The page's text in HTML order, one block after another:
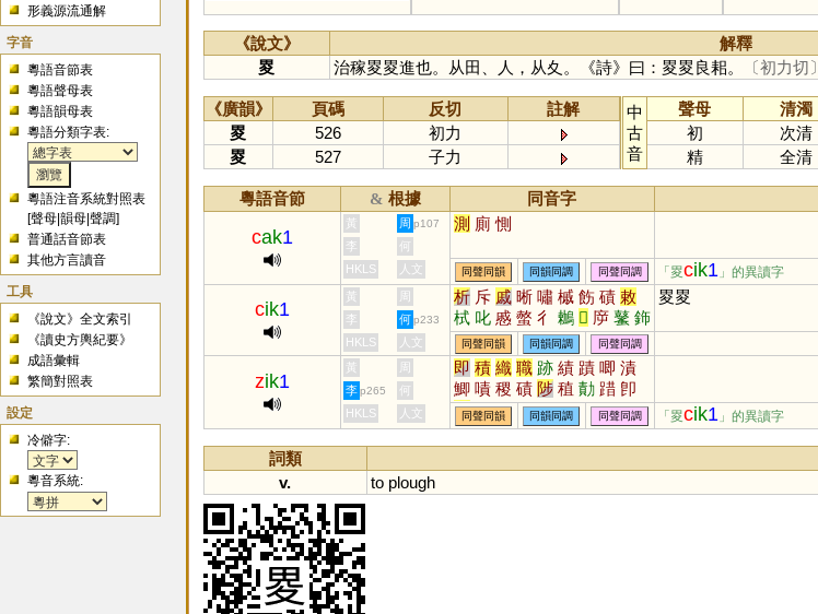
形義源流通解
字音
粵語音節表
粵語聲母表
粵語韻母表
粵語分類字表:
粵語注音系統對照表
[聲母 |韻母 |聲調]
普通話音節表
其他方言讀音
工具
《說文》全文索引
《讀史方輿紀要》
成語彙輯
繁簡對照表
設定
冷僻字:
粵音系統:
《說文》 解釋
畟
治稼畟畟進也。从田、人，从夊。《詩》曰：畟畟良耜。 〔初力切〕
《廣韻》 頁碼 反切
註解
畟
526
初力
畟
527 子力
中
古
音
聲母 清濁
初
次清
精
全清
粵語音節 & 根據 同音字
cak1
黃 周 p107 測 廁 惻
李
何
HKLS
人文 同聲同韻 同韻同調 同聲同調 「畟cik1 」的異讀字
cik1
黃 周 析 斥 戚 晰 嘯 槭 飭 磧 敕
栻 叱 慼 螫 彳 鶒 𢇛 㡿 鼜 鉓
蚸 遫 淔 皵 磩 鷘 鏚 抶 摵
畟畟
李 何 p233
HKLS 人文 同聲同韻 同韻同調 同聲同調
zik1
黃 周 即 積 織 職 跡 績 蹟 唧 漬
鯽 嘖 稷 磧 陟 稙 勣 踖 卽
戠 膱 樴 蟙 蝍 楖 癪 堲 蘵
鰿 幘 尐 庴 嬂 捗 樍 蠀 唶
李 p265
何
HKLS
人文 同聲同韻 同韻同調 同聲同調 「畟cik1 」的異讀字
詞類
v.
to plough